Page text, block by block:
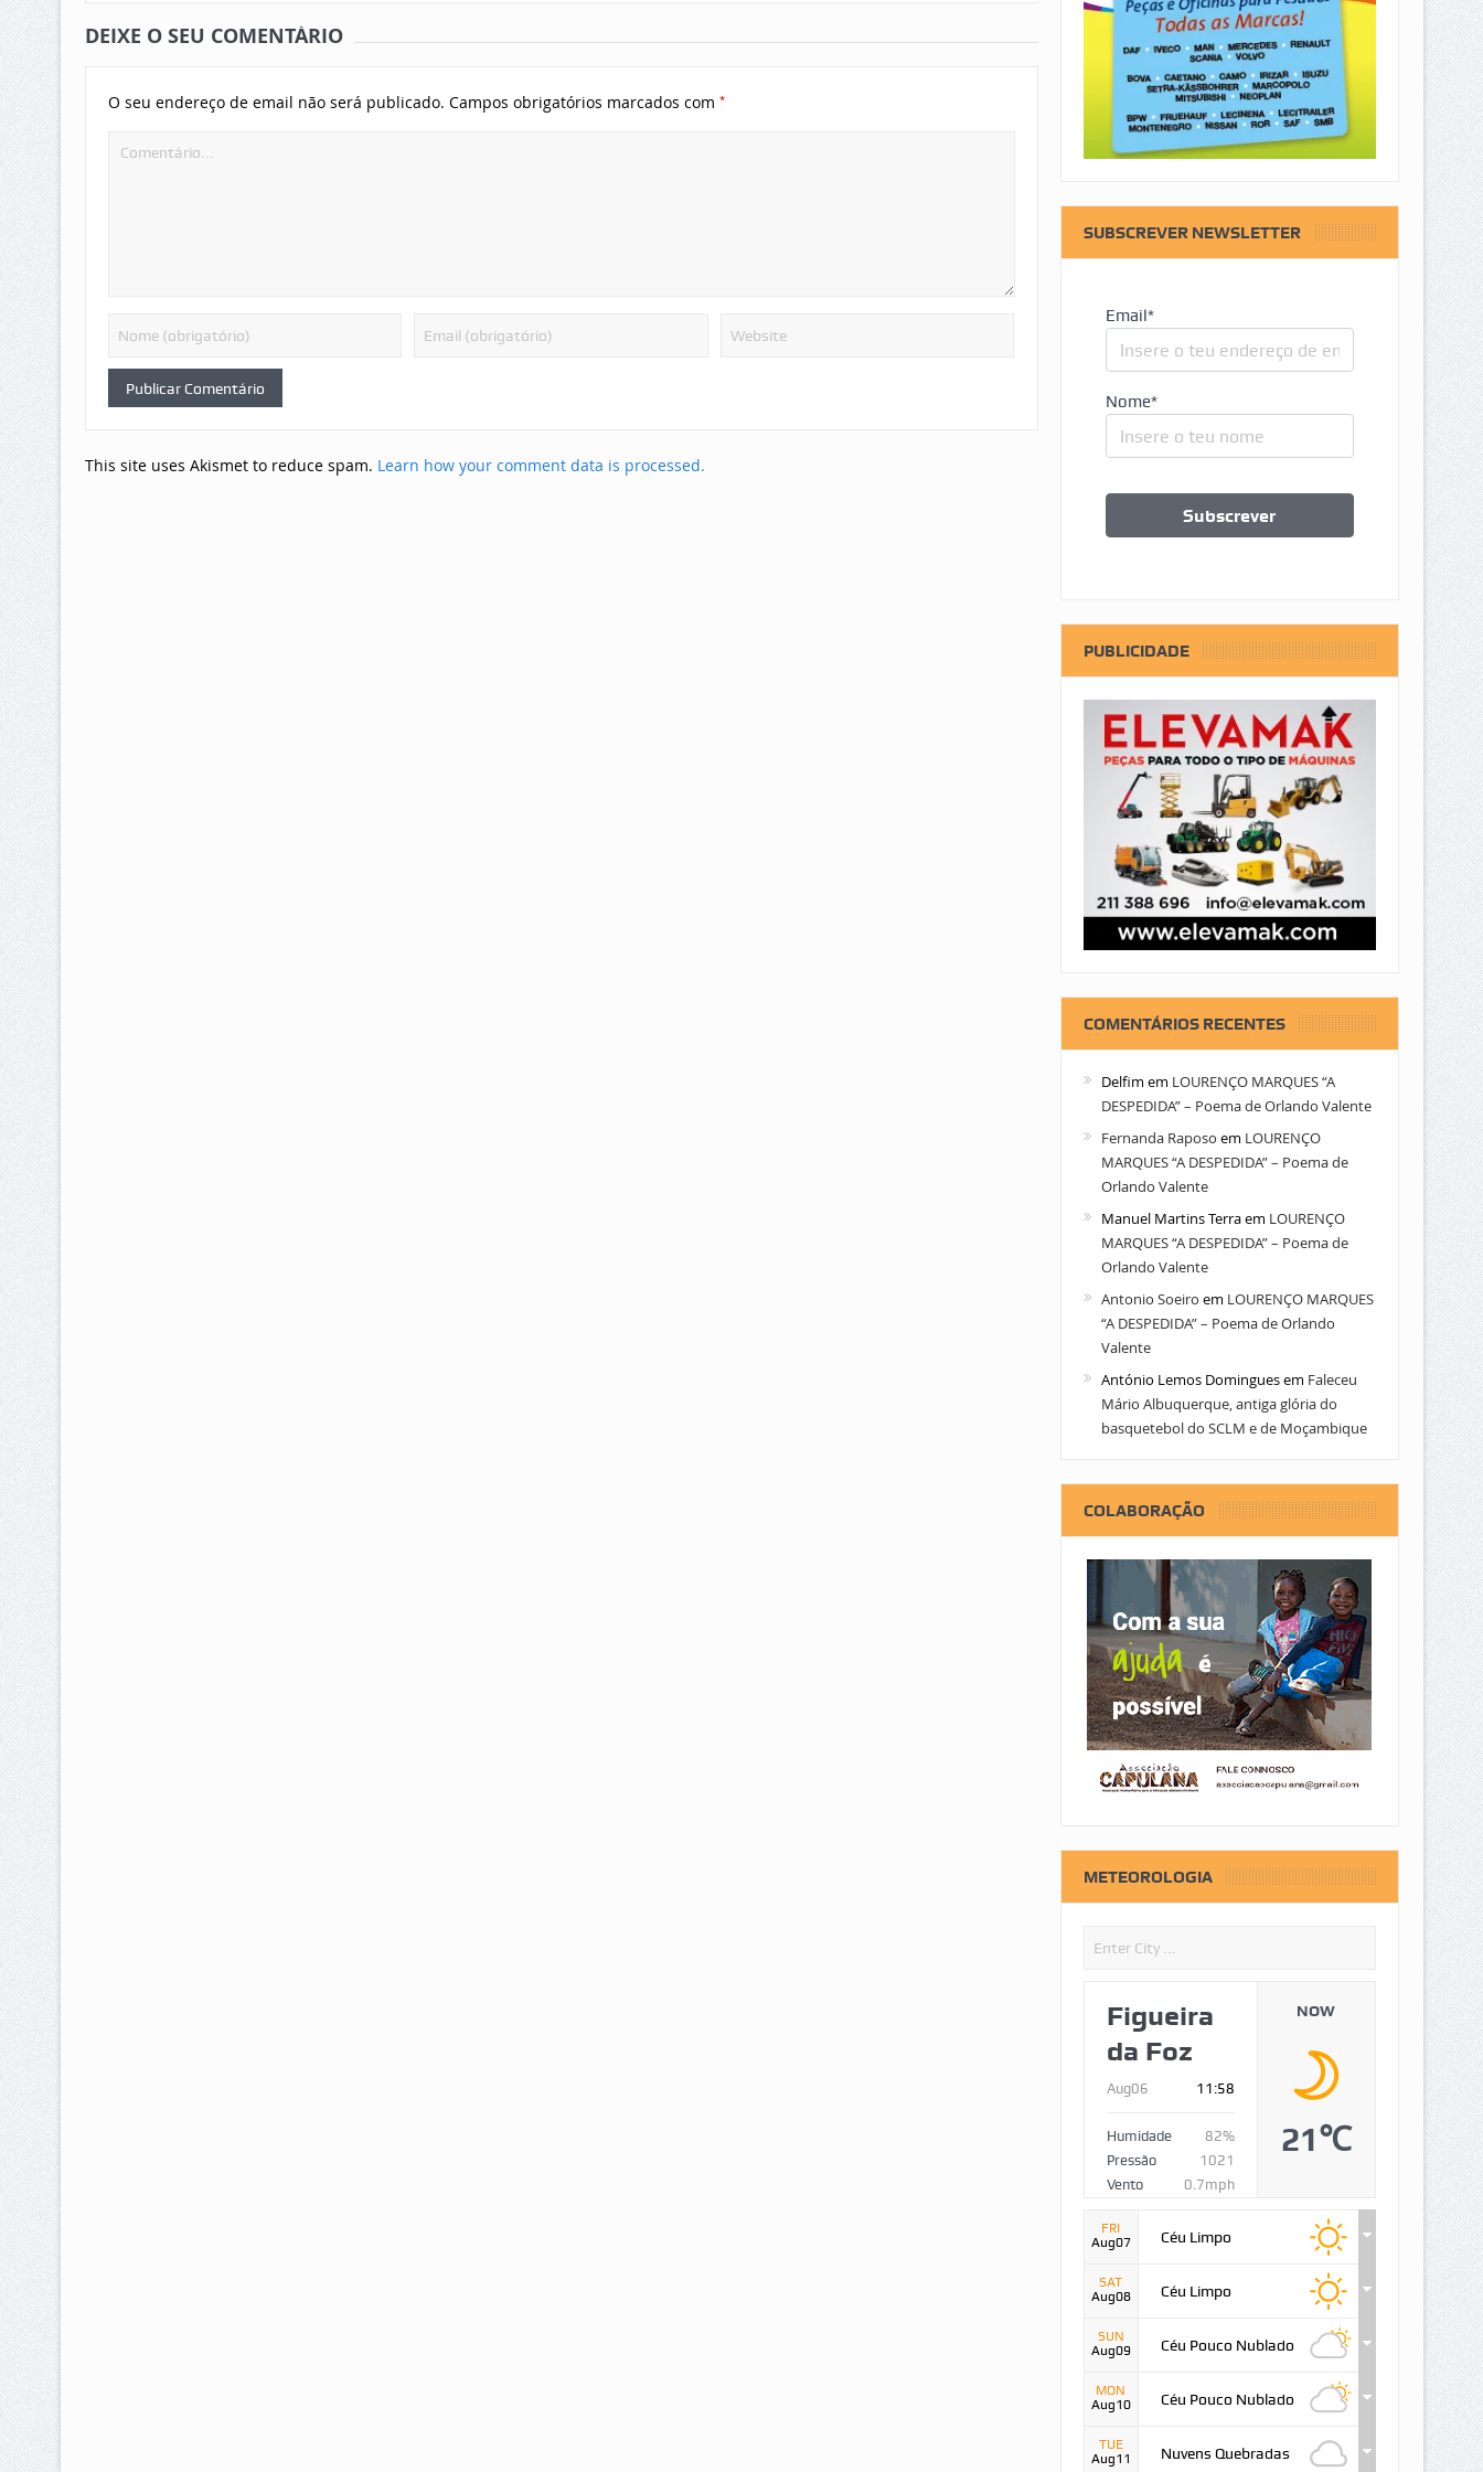
DEIXE O SEU COMENTÁRIO
O seu endereço de email não será publicado. Campos obrigatórios marcados com *
This site uses Akismet to reduce spam. Learn how your comment data is processed.
SUBSCREVER NEWSLETTER
Email*
Nome*
PUBLICIDADE
COMENTÁRIOS RECENTES
Delfim em LOURENÇO MARQUES “A
DESPEDIDA” – Poema de Orlando Valente
Fernanda Raposo em LOURENÇO
MARQUES “A DESPEDIDA” – Poema de
Orlando Valente
Manuel Martins Terraem LOURENÇO
MARQUES “A DESPEDIDA” – Poema de
Orlando Valente
Antonio Soeiro em LOURENÇO MARQUES
“A DESPEDIDA” – Poema de Orlando
Valente
António Lemos Dominguesem Faleceu
Mário Albuquerque, antiga glória do
basquetebol do SCLM e de Moçambique
COLABORAÇÃO
METEOROLOGIA
Figueira
da Foz
Aug06 11:58
Humidade
82%
Pressão
1021
Vento
0.7mph
NOW
21℃
FRI
Aug07
Céu Limpo
SAT
Aug08
Céu Limpo
SUN
Aug09
Céu Pouco Nublado
MON
Aug10
Céu Pouco Nublado
TUE
Aug11
Nuvens Quebradas